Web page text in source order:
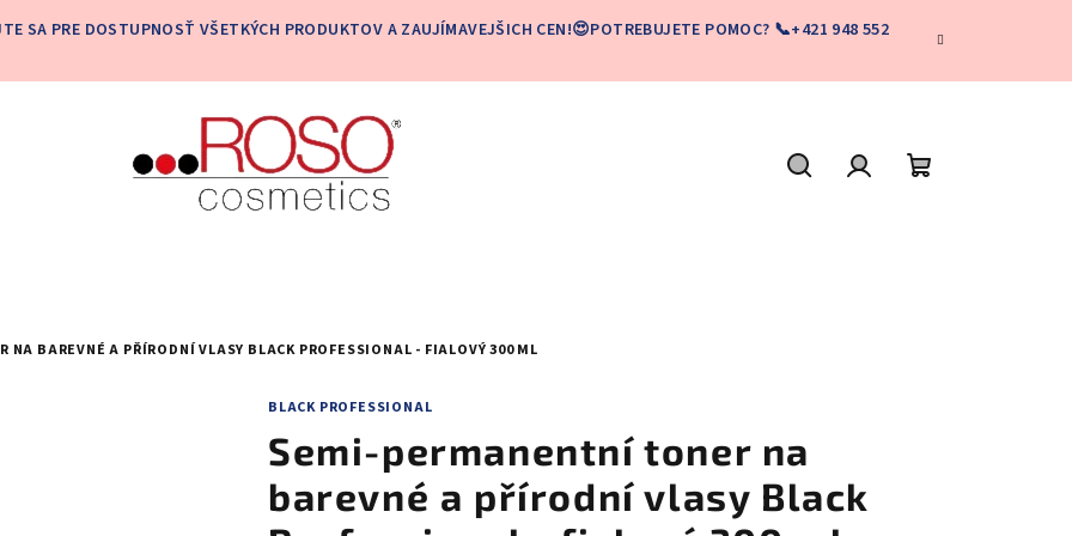
SA PRE DOSTUPNOSŤ VŠETKÝCH PRODUKTOV A ZAUJÍMAVEJŠICH CEN!😍POTREBUJETE POMOC? 📞+421 948 552
NA BAREVNÉ A PŘÍRODNÍ VLASY BLACK PROFESSIONAL - FIALOVÝ 300 ML
BLACK PROFESSIONAL
Semi-permanentní toner na
barevné a přírodní vlasy Black